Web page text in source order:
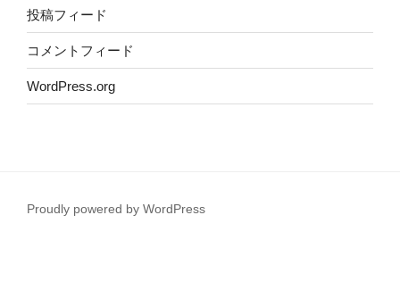
投稿フィード
コメントフィード
WordPress.org
Proudly powered by WordPress